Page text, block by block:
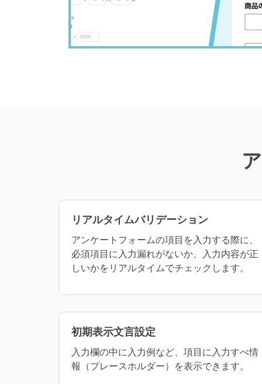
リアルタイムバリデーション
アンケートフォームの項目を入力する際に、
必須項目に入力漏れがないか、入力内容が正
しいかをリアルタイムでチェックします。
初期表示文言設定
入力欄の中に入力例など、項目に入力すべ情
報（プレースホルダー）を表示できます。